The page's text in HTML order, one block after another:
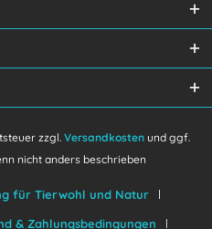
Pflichtfelder.
Senden
zzgl. Versandkosten und ggf.
nicht anders beschrieben
für Tierwohl und Natur
& Zahlungsbedingungen